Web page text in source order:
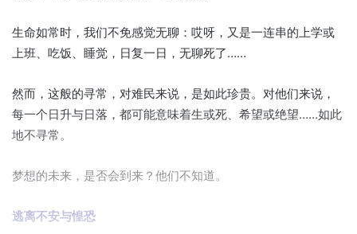
生命如常时，我们不免感觉无聊：哎呀，又是一连串的上学或
上班、吃饭、睡觉，日复一日，无聊死了……
然而，这般的寻常，对难民来说，是如此珍贵。对他们来说，
每一个日升与日落，都可能意味着生或死、希望或绝望……如此
地不寻常。
梦想的未来，是否会到来？他们不知道。
逃离不安与惶恐